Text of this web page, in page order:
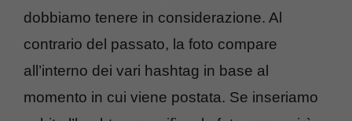
dobbiamo tenere in considerazione. Al
contrario del passato, la foto compare
all’interno dei vari hashtag in base al
momento in cui viene postata. Se inseriamo